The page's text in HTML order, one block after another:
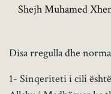
Shejh Muhamed
Disa rregulla dhe
1- Sinqeriteti i cili